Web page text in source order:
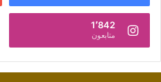
1٬842
متابعون